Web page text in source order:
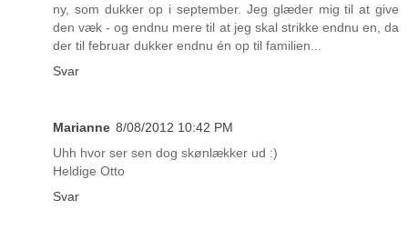
ny, som dukker op i september. Jeg glæder mig til at give
den væk - og endnu mere til at jeg skal strikke endnu en, da
der til februar dukker endnu én op til familien...
Svar
Marianne 8/08/2012 10:42 PM
Uhh hvor ser sen dog skønlækker ud :)
Heldige Otto
Svar